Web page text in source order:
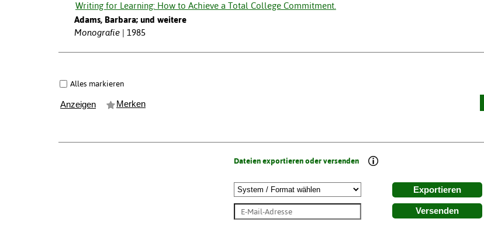
Writing for Learning: How to Achieve a Total College Commitment.
Adams, Barbara; und weitere
Monografie
1985
Alles markieren
Anzeigen Merken
Dateien exportieren oder versenden
Exportieren
Versenden